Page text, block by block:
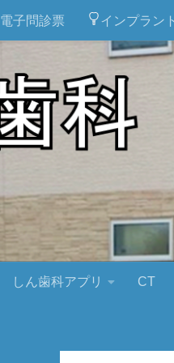
電子問診票 インプラント
しん歯科アプリ CT